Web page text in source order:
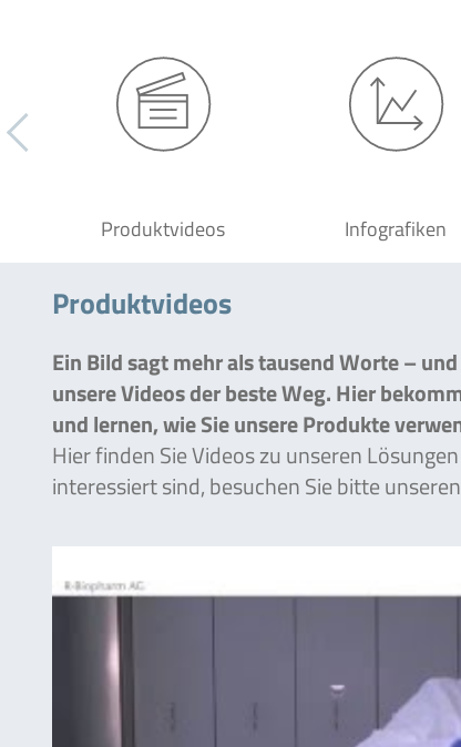
Produktvideos Infografiken
Produktvideos
Ein Bild sagt mehr als tausend Worte –
unsere Videos der beste Weg. Hier
und lernen, wie Sie unsere Produkte
Hier finden Sie Videos zu unseren
interessiert sind, besuchen Sie bitte unseren